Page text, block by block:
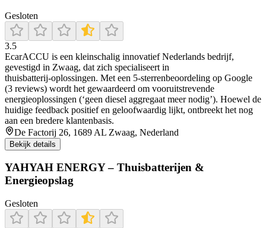
Gesloten
3.5
EcarACCU is een kleinschalig innovatief Nederlands bedrijf,
gevestigd in Zwaag, dat zich specialiseert in
thuisbatterij‑oplossingen. Met een 5‑sterrenbeoordeling op Google
(3 reviews) wordt het gewaardeerd om vooruitstrevende
energieoplossingen (‘geen diesel aggregaat meer nodig’). Hoewel de
huidige feedback positief en geloofwaardig lijkt, ontbreekt het nog
aan een bredere klantenbasis.
De Factorij 26, 1689 AL Zwaag, Nederland
Bekijk details
YAHYAH ENERGY – Thuisbatterijen &
Energieopslag
Gesloten